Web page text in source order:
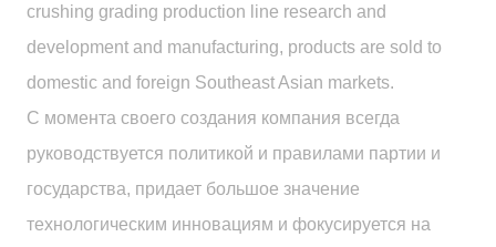
crushing grading production line research and
development and manufacturing, products are sold to
domestic and foreign Southeast Asian markets.
С момента своего создания компания всегда
руководствуется политикой и правилами партии и
государства, придает большое значение
технологическим инновациям и фокусируется на